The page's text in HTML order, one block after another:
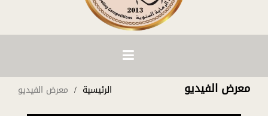
معرض الفيديو الرئيسية معرض الفيديو